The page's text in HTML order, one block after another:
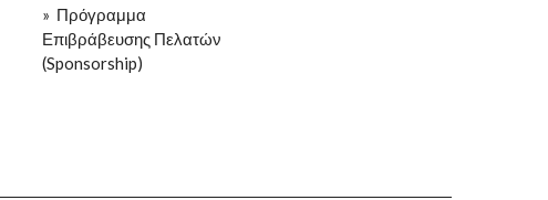
» Πρόγραμμα
Επιβράβευσης Πελατών
(Sponsorship)